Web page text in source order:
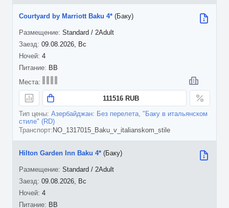
09.08.2026, Вс
4
Courtyard by Marriott Baku 4* (Баку)
Standard / 2Adult
BB
111516 RUB
Азербайджан: Без перелета, "Баку в итальянском
стиле" (RD)
NO_1317015_Baku_v_italianskom_stile
09.08.2026, Вс
4
Hilton Garden Inn Baku 4* (Баку)
Standard / 2Adult
BB